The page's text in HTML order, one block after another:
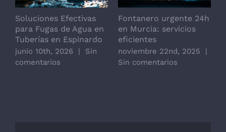
Soluciones Efectivas
para Fugas de Agua en
Tuberías en Espinardo
junio 10th, 2026 |
Sin
comentarios
Fontanero urgente 24h
en Murcia: servicios
eficientes
noviembre 22nd, 2025
|
Sin comentarios